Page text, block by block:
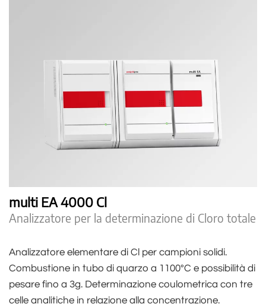
multi EA 4000 Cl
Analizzatore per la determinazione di Cloro totale
Analizzatore elementare di Cl per campioni solidi.
Combustione in tubo di quarzo a 1100°C e possibilità di
pesare fino a 3g. Determinazione coulometrica con tre
celle analitiche in relazione alla concentrazione.